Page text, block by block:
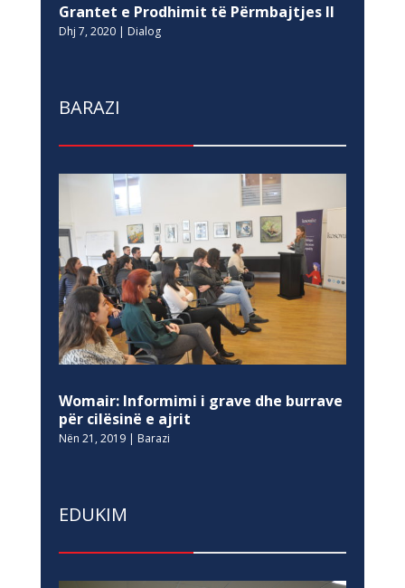
Grantet e Prodhimit të Përmbajtjes II
Dhj 7, 2020| Dialog
BARAZI
Womair: Informimi i grave dhe burrave
për cilësinë e ajrit
Nën 21, 2019| Barazi
EDUKIM